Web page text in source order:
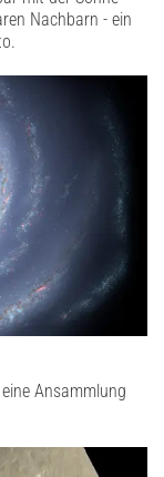
Nachbarn - ein
Ansammlung